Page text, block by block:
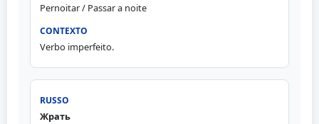
Pernoitar / Passar a noite
Verbo imperfeito.
Жрать